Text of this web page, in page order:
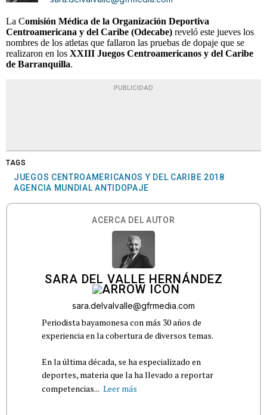
La Comisión Médica de la Organización Deportiva
Centroamericana y del Caribe (Odecabe) reveló este jueves los
nombres de los atletas que fallaron las pruebas de dopaje que se
realizaron en los XXIII Juegos Centroamericanos y del Caribe
de Barranquilla.
PUBLICIDAD
TAGS
JUEGOS CENTROAMERICANOS Y DEL CARIBE 2018
AGENCIA MUNDIAL ANTIDOPAJE
ACERCA DEL AUTOR
SARA DEL VALLE HERNÁNDEZ
sara.delvalvalle@gfrmedia.com
Periodista bayamonesa con más 30 años de
experiencia en la cobertura de diversos temas.
En la última década, se ha especializado en
deportes, materia que la ha llevado a reportar
competencias... Leer más